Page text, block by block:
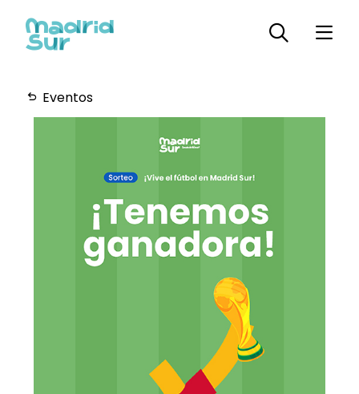
Horarios
Plano
Servicios
Eventos